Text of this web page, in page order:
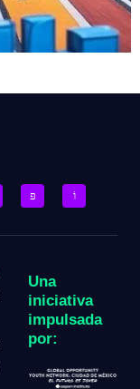
Una
iniciativa
impulsada
por: